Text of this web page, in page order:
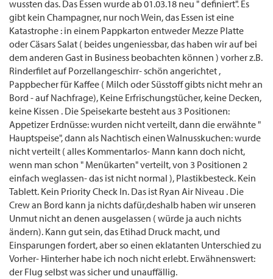
wussten das. Das Essen wurde ab 01.03.18 neu " definiert". Es
gibt kein Champagner, nur noch Wein, das Essen ist eine
Katastrophe : in einem Pappkarton entweder Mezze Platte
oder Cäsars Salat ( beides ungeniessbar, das haben wir auf bei
dem anderen Gast in Business beobachten können ) vorher z.B.
Rinderfilet auf Porzellangeschirr- schön angerichtet ,
Pappbecher für Kaffee ( Milch oder Süsstoff gibts nicht mehr an
Bord - auf Nachfrage), Keine Erfrischungstücher, keine Decken,
keine Kissen . Die Speisekarte besteht aus 3 Positionen:
Appetizer Erdnüsse: wurden nicht verteilt, dann die erwähnte "
Hauptspeise", dann als Nachtisch einen Walnusskuchen: wurde
nicht verteilt ( alles Kommentarlos- Mann kann doch nicht,
wenn man schon " Menükarten" verteilt, von 3 Positionen 2
einfach weglassen- das ist nicht normal ), Plastikbesteck. Kein
Tablett. Kein Priority Check In. Das ist Ryan Air Niveau . Die
Crew an Bord kann ja nichts dafür,deshalb haben wir unseren
Unmut nicht an denen ausgelassen ( würde ja auch nichts
ändern). Kann gut sein, das Etihad Druck macht, und
Einsparungen fordert, aber so einen eklatanten Unterschied zu
Vorher- Hinterher habe ich noch nicht erlebt. Erwähnenswert:
der Flug selbst was sicher und unauffällig.